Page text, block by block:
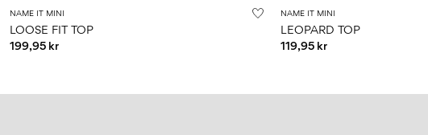
NAME IT MINI
LOOSE FIT TOP
199,95 kr
NAME IT MINI
LEOPARD TOP
119,95 kr